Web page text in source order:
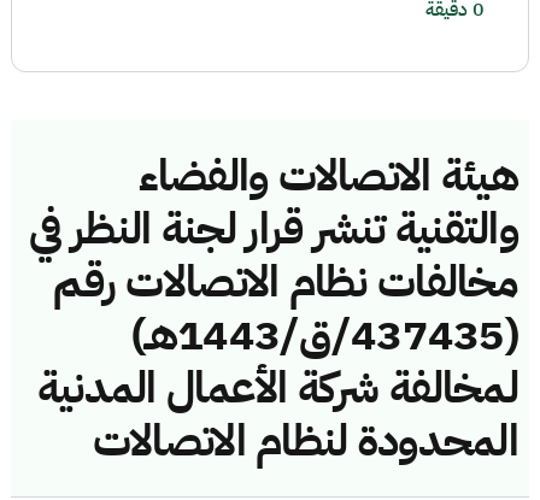
هيئة الاتصالات والفضاء
والتقنية تنشر قرار لجنة النظر في
مخالفات نظام الاتصالات رقم
(437435/ق/1443هـ)
لمخالفة شركة الأعمال المدنية
المحدودة لنظام الاتصالات
0 دقيقة